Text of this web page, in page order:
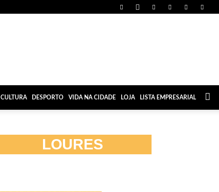
CULTURA DESPORTO VIDA NA CIDADE LOJA LISTA EMPRESARIAL
LOURES